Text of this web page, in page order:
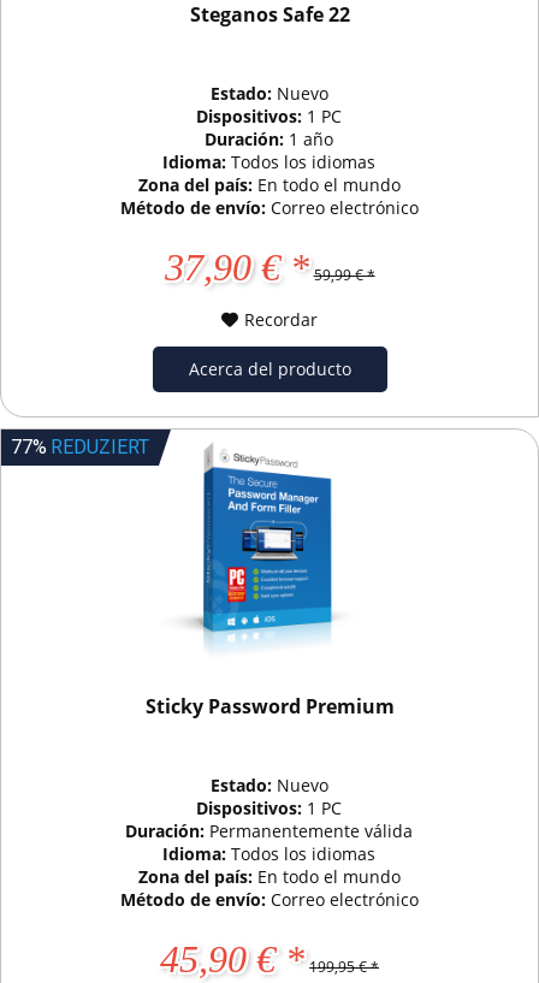
Steganos Safe 22
Estado: Nuevo
Dispositivos: 1 PC
Duración: 1 año
Idioma:Todos los idiomas
Zona del país: En todo el mundo
Método de envío: Correo electrónico
37,90 € * 59,99 € *
Recordar
Acerca del producto
77% REDUZIERT
Sticky Password Premium
Estado: Nuevo
Dispositivos: 1 PC
Duración: Permanentemente válida
Idioma:Todos los idiomas
Zona del país: En todo el mundo
Método de envío: Correo electrónico
45,90 € * 199,95 € *